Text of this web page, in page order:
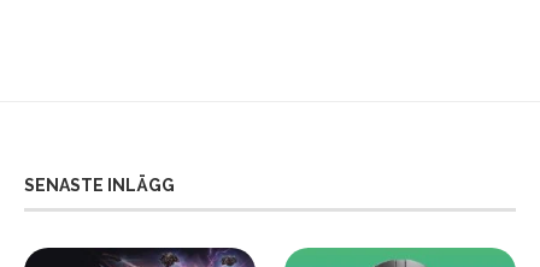
SENASTE INLÄGG